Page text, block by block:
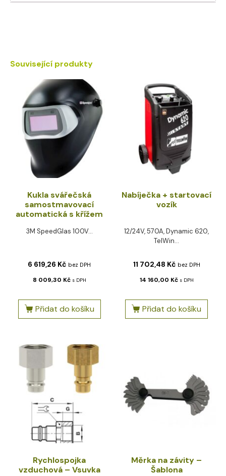
Související produkty
Kukla svářečská
samostmavovací
automatická s křížem
3M SpeedGlas 100V...
6 619,26 Kč bez DPH
8 009,30 Kč s DPH
Přidat do košíku
Nabíječka + startovací
vozík
12/24V, 570A, Dynamic 620,
TelWin...
11 702,48 Kč bez DPH
14 160,00 Kč s DPH
Přidat do košíku
Rychlospojka
vzduchová – Vsuvka
Měrka na závity –
Šablona